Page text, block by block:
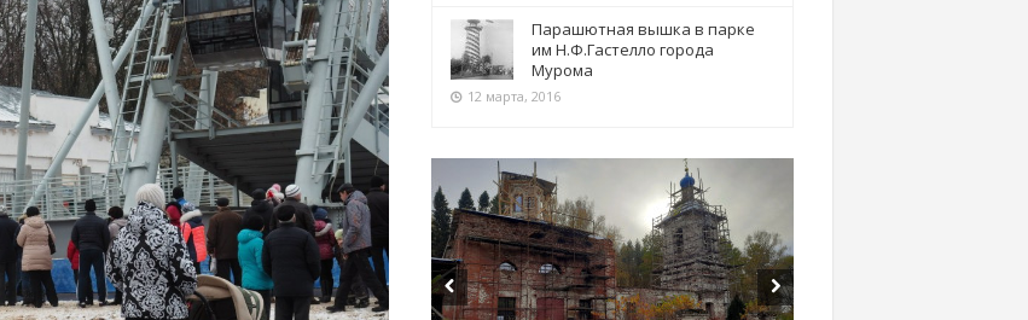
Парашютная вышка в парке
им Н.Ф.Гастелло города
Мурома
12 марта, 2016